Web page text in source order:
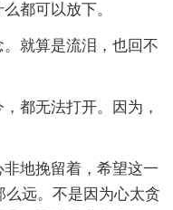
都可以放下。
就算是流泪，也回不
都无法打开。因为，
地挽留着，希望这一
远。不是因为心太贪